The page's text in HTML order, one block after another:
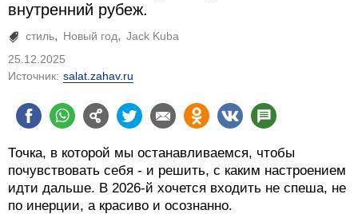
внутренний рубеж.
стиль Новый год
Jack Kuba
25.12.2025
Источник: salat.zahav.ru
Точка, в которой мы останавливаемся, чтобы
почувствовать себя - и решить, с каким настроением
идти дальше. В 2026-й хочется входить не спеша, не
по инерции, а красиво и осознанно.